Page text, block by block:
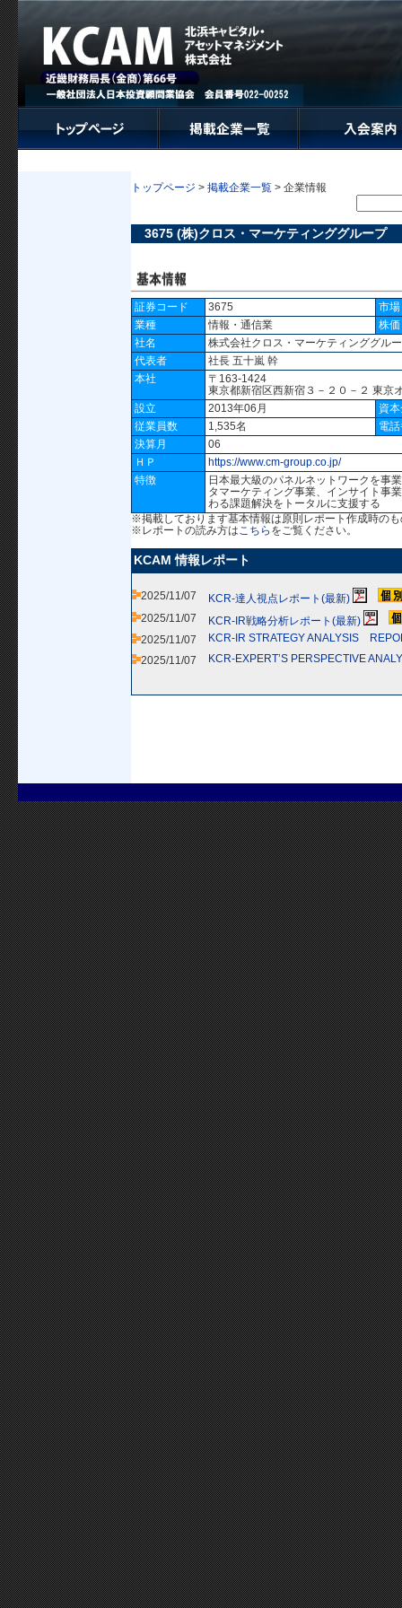
トップページ > 掲載企業一覧 > 企業情報
3675 (株)クロス・マーケティンググループ
証券コード 3675
市場
業種
情報・通信業
株価
社名
株式会社クロス・マーケティンググル
代表者
社長 五十嵐 幹
本社
〒163-1424
東京都新宿区西新宿３－２０－２ 東京
設立
2013年06月
資
従業員数
1,535名
電
決算月
06
ＨＰ
https://www.cm-group.co.jp/
特徴
日本最大級のパネルネットワークを事
タマーケティング事業、インサイト事
わる課題解決をトータルに支援する
※掲載しております基本情報は原則レポート作成時の
※レポートの読み方はこちら をご覧ください。
KCAM 情報レポート
2025/11/07
KCR-達人視点レポート(最新)
2025/11/07
KCR-IR戦略分析レポート(最新)
2025/11/07
KCR-IR STRATEGY ANALYSIS
2025/11/07
KCR-EXPERT’S PERSPECTIVE